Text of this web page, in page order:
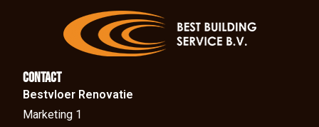
Contact
Bestvloer Renovatie
Marketing 1